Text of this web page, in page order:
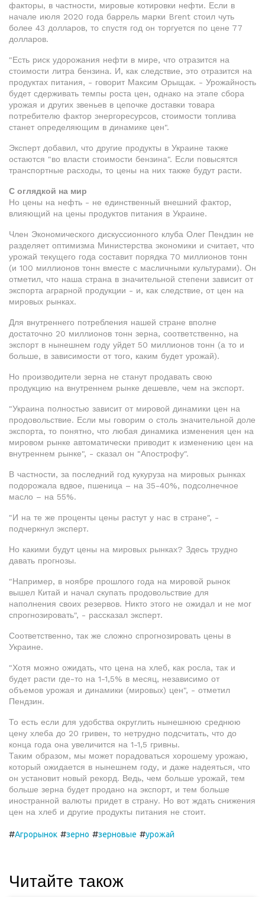
факторы, в частности, мировые котировки нефти. Если в
начале июля 2020 года баррель марки Brent стоил чуть
более 43 долларов, то спустя год он торгуется по цене 77
долларов.
"Есть риск удорожания нефти в мире, что отразится на
стоимости литра бензина. И, как следствие, это отразится на
продуктах питания, - говорит Максим Орыщак. - Урожайность
будет сдерживать темпы роста цен, однако на этапе сбора
урожая и других звеньев в цепочке доставки товара
потребителю фактор энергоресурсов, стоимости топлива
станет определяющим в динамике цен".
Эксперт добавил, что другие продукты в Украине также
остаются "во власти стоимости бензина". Если повысятся
транспортные расходы, то цены на них также будут расти.
С оглядкой на мир
Но цены на нефть - не единственный внешний фактор,
влияющий на цены продуктов питания в Украине.
Член Экономического дискуссионного клуба Олег Пендзин не
разделяет оптимизма Министерства экономики и считает, что
урожай текущего года составит порядка 70 миллионов тонн
(и 100 миллионов тонн вместе с масличными культурами). Он
отметил, что наша страна в значительной степени зависит от
экспорта аграрной продукции - и, как следствие, от цен на
мировых рынках.
Для внутреннего потребления нашей стране вполне
достаточно 20 миллионов тонн зерна, соответственно, на
экспорт в нынешнем году уйдет 50 миллионов тонн (а то и
больше, в зависимости от того, каким будет урожай).
Но производители зерна не станут продавать свою
продукцию на внутреннем рынке дешевле, чем на экспорт.
"Украина полностью зависит от мировой динамики цен на
продовольствие. Если мы говорим о столь значительной доле
экспорта, то понятно, что любая динамика изменения цен на
мировом рынке автоматически приводит к изменению цен на
внутреннем рынке", - сказал он "Апострофу".
В частности, за последний год кукуруза на мировых рынках
подорожала вдвое, пшеница – на 35-40%, подсолнечное
масло – на 55%.
"И на те же проценты цены растут у нас в стране", -
подчеркнул эксперт.
Но какими будут цены на мировых рынках? Здесь трудно
давать прогнозы.
"Например, в ноябре прошлого года на мировой рынок
вышел Китай и начал скупать продовольствие для
наполнения своих резервов. Никто этого не ожидал и не мог
спрогнозировать", - рассказал эксперт.
Соответственно, так же сложно спрогнозировать цены в
Украине.
"Хотя можно ожидать, что цена на хлеб, как росла, так и
будет расти где-то на 1-1,5% в месяц, независимо от
объемов урожая и динамики (мировых) цен", - отметил
Пендзин.
То есть если для удобства округлить нынешнюю среднюю
цену хлеба до 20 гривен, то нетрудно подсчитать, что до
конца года она увеличится на 1-1,5 гривны.
Таким образом, мы может порадоваться хорошему урожаю,
который ожидается в нынешнем году, и даже надеяться, что
он установит новый рекорд. Ведь, чем больше урожай, тем
больше зерна будет продано на экспорт, и тем больше
иностранной валюты придет в страну. Но вот ждать снижения
цен на хлеб и другие продукты питания не стоит.
#Агрорынок #зерно #зерновые #урожай
Читайте також